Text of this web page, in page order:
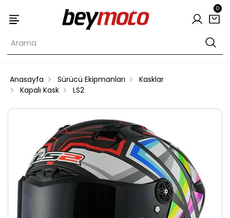
0
Anasayfa Sürücü Ekipmanları
Kasklar
Kapalı Kask
LS2